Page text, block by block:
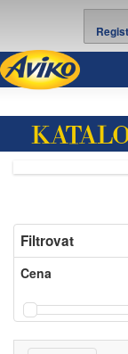
Filtrovat
Cena